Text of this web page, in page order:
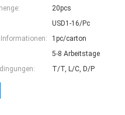
20pcs
USD1-16/Pc
1pc/carton
5-8 Arbeitstage
T/T, L/C, D/P